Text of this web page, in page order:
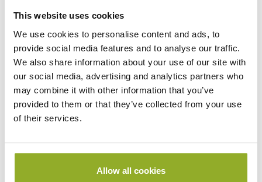
This website uses cookies
We use cookies to personalise content and ads, to
provide social media features and to analyse our traffic.
We also share information about your use of our site with
our social media, advertising and analytics partners who
may combine it with other information that you’ve
provided to them or that they’ve collected from your use
of their services.
Allow all cookies
E-mail adres *
Tel. nummer *